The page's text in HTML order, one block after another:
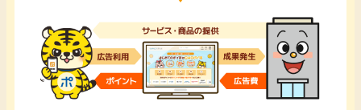
毎日ゲット
特集一覧